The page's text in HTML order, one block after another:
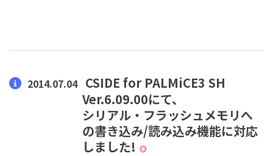
2014.07.04 CSIDE for PALMiCE3 SH
Ver.6.09.00にて、
シリアル・フラッシュメモリへ
の書き込み/読み込み機能に対応
しました! ◎